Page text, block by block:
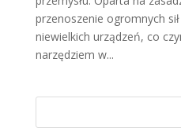
przenoszenie ogromnych
niewielkich urządzeń, co
narzędziem w...